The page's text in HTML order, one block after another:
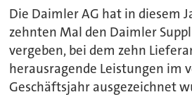
Die Daimler AG hat in diesem
zehnten Mal den Daimler
vergeben, bei dem zehn
herausragende Leistungen im
Geschäftsjahr ausgezeichnet